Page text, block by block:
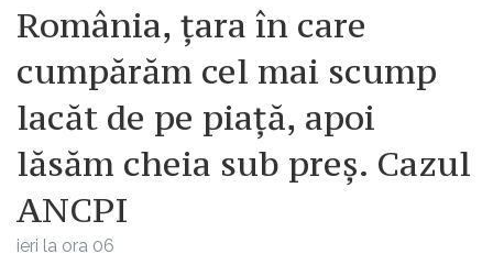
România, țara în care
cumpărăm cel mai scump
lacăt de pe piață, apoi
lăsăm cheia sub preș. Cazul
ANCPI
ieri la ora 06